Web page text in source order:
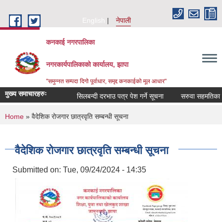
English
नेपाली
कनकाई नगरपालिका
नगरकार्यपालिकाको कार्यालय, झापा
"समुन्नत सम्पदा दिगो पूर्वाधार, समृद्द कनकाईको मूल आधार"
मुख्य समाचारहरुः सिलबन्दी दरभाउ पत्र पेश गर्ने सूचना सरुवा सहमतिका
You are here
Home » वैदेशिक रोजगार छात्रवृति सम्बन्धी सूचना
वैदेशिक रोजगार छात्रवृति सम्बन्धी सूचना
Submitted on: Tue, 09/24/2024 - 14:35